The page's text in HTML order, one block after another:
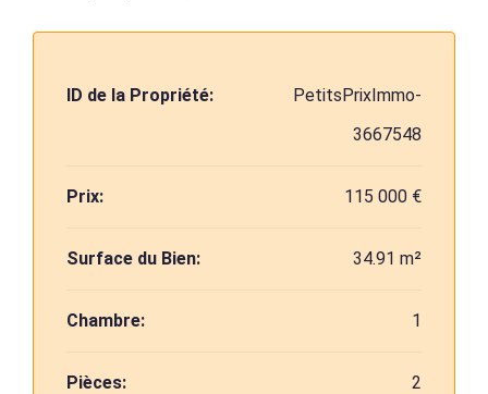
ID de la Propriété:
PetitsPrixImmo-
3667548
Prix: 115 000 €
Surface du Bien: 34.91 m²
Chambre: 1
Pièces: 2